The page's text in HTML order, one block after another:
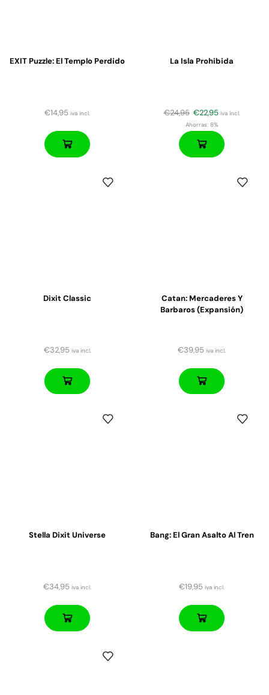
EXIT Puzzle: El Templo Perdido
€14,95 iva incl.
La Isla Prohibida
€24,95 €22,95 iva incl.
Ahorras:8%
Dixit Classic
€32,95 iva incl.
Catan: Mercaderes Y
Barbaros (expansión)
€39,95 iva incl.
Stella Dixit Universe
€34,95 iva incl.
Bang: El Gran Asalto Al Tren
€19,95 iva incl.